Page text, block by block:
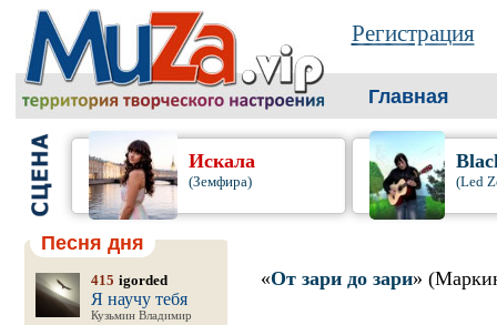
Регистрация
Главная
Искала
(Земфира) (Led
Песня дня
415 igorded
Я научу тебя
Кузьмин Владимир
«От зари до зари»